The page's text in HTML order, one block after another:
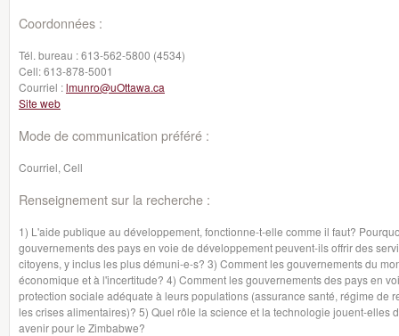
Coordonnées :
Tél. bureau :613-562-5800 (4534)
Cell:613-878-5001
Courriel :lmunro@uOttawa.ca
Site web
Mode de communication préféré :
Courriel, Cell
Renseignement sur la recherche :
1) L'aide publique au développement, fonctionne-t-elle comme il faut?
gouvernements des pays en voie de développement peuvent-ils offrir des
citoyens, y inclus les plus démuni-e-s? 3) Comment les gouvernements du
économique et à l'incertitude? 4) Comment les gouvernements des pays en
protection sociale adéquate à leurs populations (assurance santé, régime de
les crises alimentaires)? 5) Quel rôle la science et la technologie jouent-elles
avenir pour le Zimbabwe?